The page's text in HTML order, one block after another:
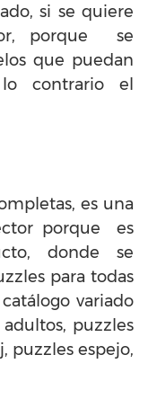
si se quiere
porque se
que puedan
contrario el
es una
porque es
donde se
para todas
variado
puzzles
puzzles espejo,